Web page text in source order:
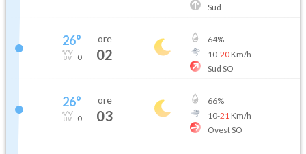
Sud
26°
0
ore
02
64%
10-20Km/h
Sud SO
26°
0
ore
03
66%
10-21 Km/h
Ovest SO